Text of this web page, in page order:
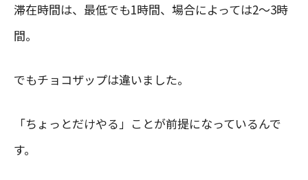
滞在時間は、最低でも1時間、場合によっては2〜3時
間。
でもチョコザップは違いました。
「ちょっとだけやる」ことが前提になっているんで
す。